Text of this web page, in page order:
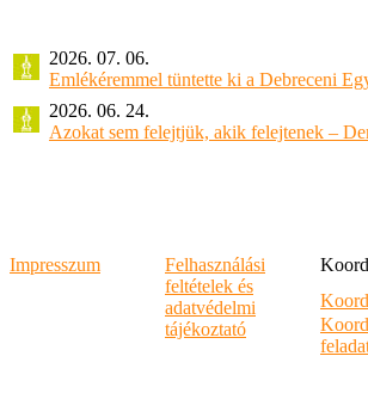
2026. 07. 06.
Emlékéremmel tüntette ki a Debreceni
2026. 06. 24.
Azokat sem felejtjük, akik felejtenek –
Impresszum
Felhasználási
feltételek és
adatvédelmi
tájékoztató